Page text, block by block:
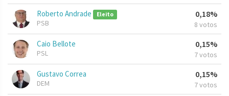
Roberto Andrade Eleito
PSB
0,18%
8 votos
Caio Bellote
PSL
0,15%
7 votos
Gustavo Correa
DEM
0,15%
7 votos